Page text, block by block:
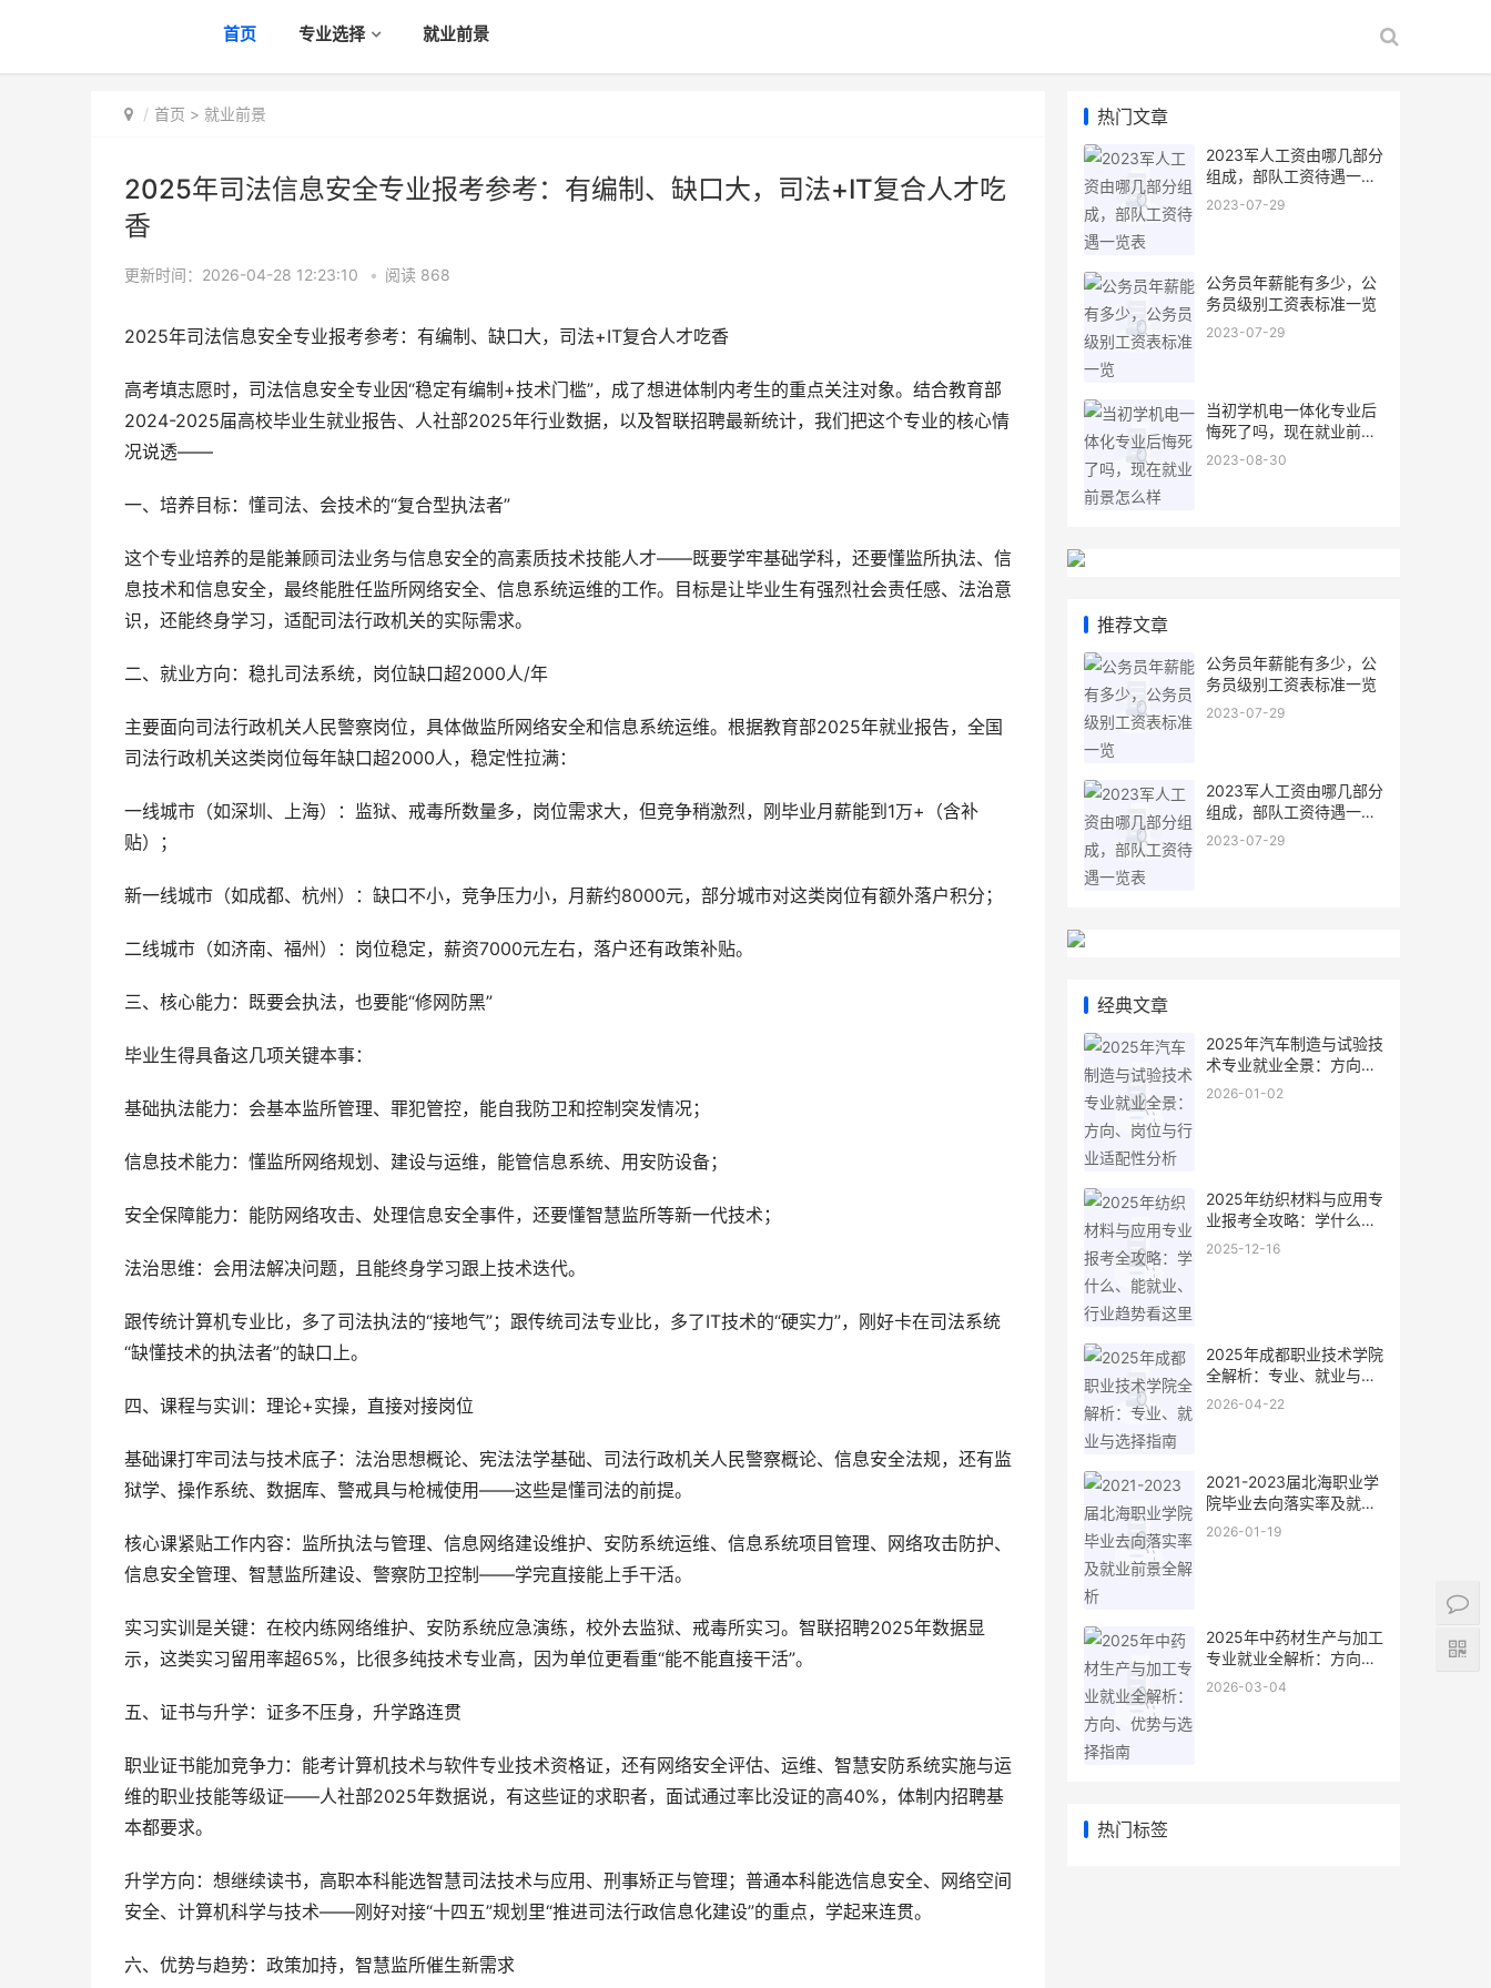
首页 专业选择 就业前景
首页 > 就业前景
2025年司法信息安全专业报考参考：有编制、缺口大，司法+IT复合人才吃
香
更新时间：2026-04-28 12:23:10 • 阅读 868
2025年司法信息安全专业报考参考：有编制、缺口大，司法+IT复合人才吃香
高考填志愿时，司法信息安全专业因“稳定有编制+技术门槛”，成了想进体制内考生的重点关注对象。结合教育部
2024-2025届高校毕业生就业报告、人社部2025年行业数据，以及智联招聘最新统计，我们把这个专业的核心情
况说透——
一、培养目标：懂司法、会技术的“复合型执法者”
这个专业培养的是能兼顾司法业务与信息安全的高素质技术技能人才——既要学牢基础学科，还要懂监所执法、信
息技术和信息安全，最终能胜任监所网络安全、信息系统运维的工作。目标是让毕业生有强烈社会责任感、法治意
识，还能终身学习，适配司法行政机关的实际需求。
二、就业方向：稳扎司法系统，岗位缺口超2000人/年
主要面向司法行政机关人民警察岗位，具体做监所网络安全和信息系统运维。根据教育部2025年就业报告，全国
司法行政机关这类岗位每年缺口超2000人，稳定性拉满：
一线城市（如深圳、上海）：监狱、戒毒所数量多，岗位需求大，但竞争稍激烈，刚毕业月薪能到1万+（含补
贴）；
新一线城市（如成都、杭州）：缺口不小，竞争压力小，月薪约8000元，部分城市对这类岗位有额外落户积分；
二线城市（如济南、福州）：岗位稳定，薪资7000元左右，落户还有政策补贴。
三、核心能力：既要会执法，也要能“修网防黑”
毕业生得具备这几项关键本事：
基础执法能力：会基本监所管理、罪犯管控，能自我防卫和控制突发情况；
信息技术能力：懂监所网络规划、建设与运维，能管信息系统、用安防设备；
安全保障能力：能防网络攻击、处理信息安全事件，还要懂智慧监所等新一代技术；
法治思维：会用法解决问题，且能终身学习跟上技术迭代。
跟传统计算机专业比，多了司法执法的“接地气”；跟传统司法专业比，多了IT技术的“硬实力”，刚好卡在司法系统
“缺懂技术的执法者”的缺口上。
四、课程与实训：理论+实操，直接对接岗位
基础课打牢司法与技术底子：法治思想概论、宪法法学基础、司法行政机关人民警察概论、信息安全法规，还有监
狱学、操作系统、数据库、警戒具与枪械使用——这些是懂司法的前提。
核心课紧贴工作内容：监所执法与管理、信息网络建设维护、安防系统运维、信息系统项目管理、网络攻击防护、
信息安全管理、智慧监所建设、警察防卫控制——学完直接能上手干活。
实习实训是关键：在校内练网络维护、安防系统应急演练，校外去监狱、戒毒所实习。智联招聘2025年数据显
示，这类实习留用率超65%，比很多纯技术专业高，因为单位更看重“能不能直接干活”。
五、证书与升学：证多不压身，升学路连贯
职业证书能加竞争力：能考计算机技术与软件专业技术资格证，还有网络安全评估、运维、智慧安防系统实施与运
维的职业技能等级证——人社部2025年数据说，有这些证的求职者，面试通过率比没证的高40%，体制内招聘基
本都要求。
升学方向：想继续读书，高职本科能选智慧司法技术与应用、刑事矫正与管理；普通本科能选信息安全、网络空间
安全、计算机科学与技术——刚好对接“十四五”规划里“推进司法行政信息化建设”的重点，学起来连贯。
六、优势与趋势：政策加持，智慧监所催生新需求
热门文章
2023军人工资由哪几部分
组成，部队工资待遇一览
表
2023-07-29
公务员年薪能有多少，公
务员级别工资表标准一览
2023-07-29
当初学机电一体化专业后
悔死了吗，现在就业前景
怎么样
2023-08-30
推荐文章
公务员年薪能有多少，公
务员级别工资表标准一览
2023-07-29
2023军人工资由哪几部分
组成，部队工资待遇一览
表
2023-07-29
经典文章
2025年汽车制造与试验技
术专业就业全景：方向、
岗位与行业适配性分析
2026-01-02
2025年纺织材料与应用专
业报考全攻略：学什么、
能就业、行业趋势看这里
2025-12-16
2025年成都职业技术学院
全解析：专业、就业与选
择指南
2026-04-22
2021-2023届北海职业学
院毕业去向落实率及就业
前景全解析
2026-01-19
2025年中药材生产与加工
专业就业全解析：方向、
优势与选择指南
2026-03-04
热门标签